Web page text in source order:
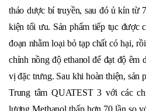
thảo dược bí truyền, sau đó ủ kín từ
kiện tối ưu. Sản phẩm tiếp tục được
đoạn nhằm loại bỏ tạp chất có hại,
chỉnh nồng độ ethanol để đạt độ êm
vị đặc trưng. Sau khi hoàn thiện, sản
Trung tâm QUATEST 3 với các